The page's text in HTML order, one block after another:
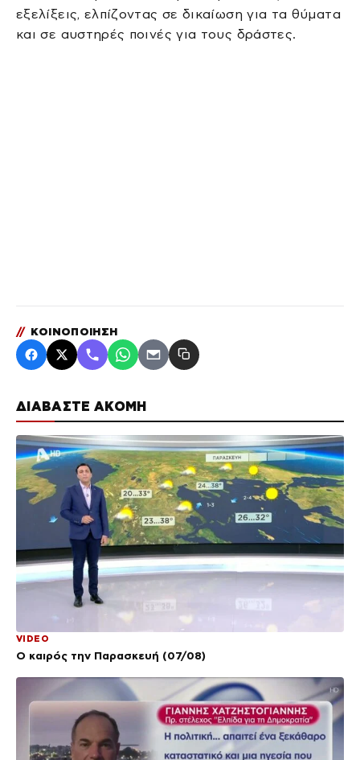
ΔΙΑΒΑΣΤΕ ΑΚΟΜΗ
VIDEO
Ο καιρός την Παρασκευή (07/08)
εξελίξεις, ελπίζοντας σε δικαίωση για τα θύματα
και σε αυστηρές ποινές για τους δράστες.
// ΚΟΙΝΟΠΟΙΗΣΗ